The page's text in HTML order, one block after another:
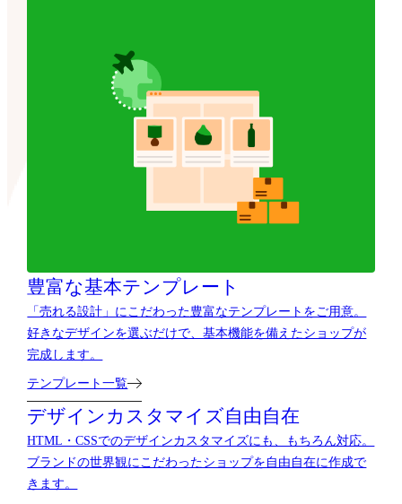
豊富な基本テンプレート
「売れる設計」にこだわった豊富なテンプレートをご用意。
好きなデザインを選ぶだけで、基本機能を備えたショップが
完成します。
テンプレート一覧
デザインカスタマイズ自由自在
HTML・CSSでのデザインカスタマイズにも、もちろん対応。
ブランドの世界観にこだわったショップを自由自在に作成で
きます。